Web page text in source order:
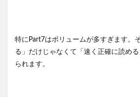
特にPart7はボリュームが多すぎます。
る」だけじゃなくて「速く正確に読め
られます。